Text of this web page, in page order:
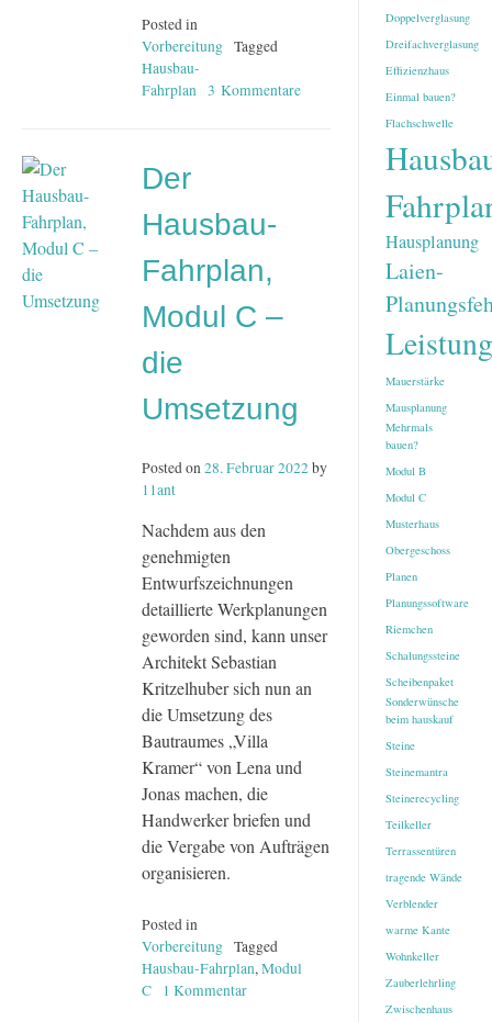
Posted in
Vorbereitung Tagged
Hausbau-
Fahrplan 3 Kommentare
Der
Hausbau-
Fahrplan,
Modul C –
die
Umsetzung
Posted on28. Februar 2022by
11ant
Nachdem aus den
genehmigten
Entwurfszeichnungen
detaillierte Werkplanungen
geworden sind, kann unser
Architekt Sebastian
Kritzelhuber sich nun an
die Umsetzung des
Bautraumes „Villa
Kramer“ von Lena und
Jonas machen, die
Handwerker briefen und
die Vergabe von Aufträgen
organisieren.
Posted in
Vorbereitung Tagged
Hausbau-Fahrplan,Modul
C
1 Kommentar
Doppelverglasung
Dreifachverglasung
Effizienzhaus
Einmal bauen?
Flachschwelle
Hausplanung
Laien-
Mauerstärke
Mausplanung
Mehrmals
bauen?
Modul B
Modul C
Musterhaus
Obergeschoss
Planen
Planungssoftware
Riemchen
Schalungssteine
Scheibenpaket
Sonderwünsche
beim hauskauf
Steine
Steinemantra
Steinerecycling
Teilkeller
Terrassentüren
tragende Wände
Verblender
warme Kante
Wohnkeller
Zauberlehrling
Zwischenhaus